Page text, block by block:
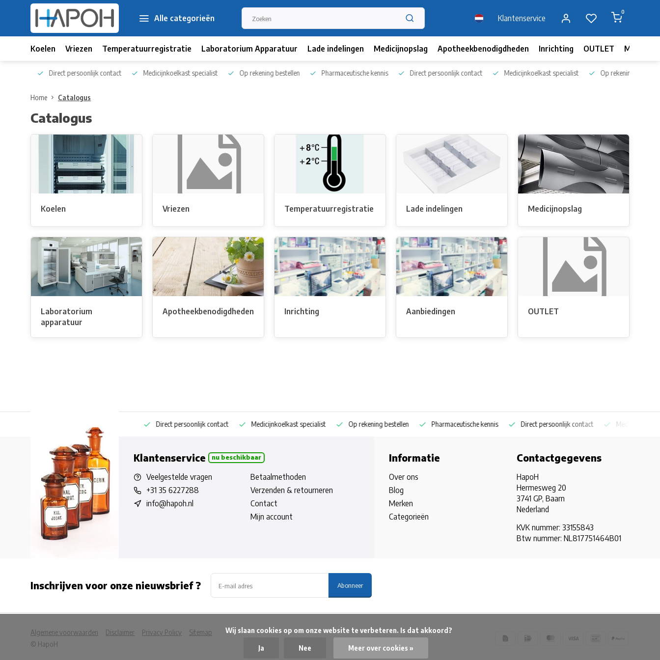
Alle categorieën Klantenservice
0
Koelen Vriezen Temperatuurregistratie Laboratorium Apparatuur Lade indelingen Medicijnopslag Apotheekbenodigdheden Inrichting OUTLET Merken
Direct persoonlijk contact Medicijnkoelkast specialist Op rekening bestellen Pharmaceutische kennis Direct persoonlijk contact Medicijnkoelkast specialist Op rekening bestellen
Home Catalogus
Catalogus
Koelen Vriezen Temperatuurregistratie Lade indelingen Medicijnopslag
Laboratorium
apparatuur
Apotheekbenodigdheden Inrichting Aanbiedingen OUTLET
Direct persoonlijk contact Medicijnkoelkast specialist Op rekening bestellen Pharmaceutische kennis Direct persoonlijk contact Medicijnkoelkast
Klantenservice nu beschikbaar
Veelgestelde vragen
+31 35 6227288
info@hapoh.nl
Betaalmethoden
Verzenden & retourneren
Contact
Mijn account
Informatie
Over ons
Blog
Merken
Categorieën
Contactgegevens
HapoH
Hermesweg 20
3741 GP, Baarn
Nederland
KVK nummer: 33155843
Btw nummer: NL817751464B01
Inschrijven voor onze nieuwsbrief ? Abonneer
Algemene voorwaarden Disclaimer Privacy Policy
Sitemap
© HapoH
            Wij slaan cookies op om onze website te verbeteren. Is dat akkoord?
Ja Nee Meer over cookies »